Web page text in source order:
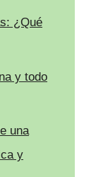
¿Qué
y todo
una
y